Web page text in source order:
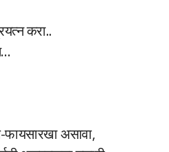
करा..
फायसारखा असावा,